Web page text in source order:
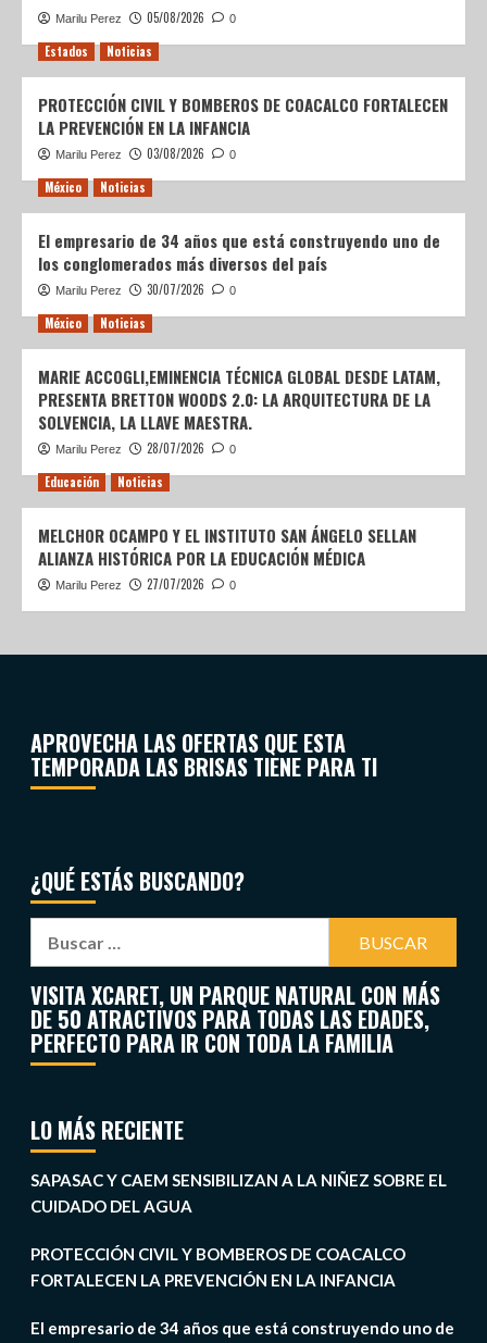
Marilu Perez 05/08/2026 0
Estados Noticias
PROTECCIÓN CIVIL Y BOMBEROS DE COACALCO FORTALECEN
LA PREVENCIÓN EN LA INFANCIA
Marilu Perez 03/08/2026 0
México Noticias
El empresario de 34 años que está construyendo uno de
los conglomerados más diversos del país
Marilu Perez 30/07/2026 0
México Noticias
MARIE ACCOGLI,EMINENCIA TÉCNICA GLOBAL DESDE LATAM,
PRESENTA BRETTON WOODS 2.0: LA ARQUITECTURA DE LA
SOLVENCIA, LA LLAVE MAESTRA.
Marilu Perez 28/07/2026 0
Educación Noticias
MELCHOR OCAMPO Y EL INSTITUTO SAN ÁNGELO SELLAN
ALIANZA HISTÓRICA POR LA EDUCACIÓN MÉDICA
Marilu Perez 27/07/2026 0
APROVECHA LAS OFERTAS QUE ESTA
TEMPORADA LAS BRISAS TIENE PARA TI
¿QUÉ ESTÁS BUSCANDO?
VISITA XCARET, UN PARQUE NATURAL CON MÁS
DE 50 ATRACTIVOS PARA TODAS LAS EDADES,
PERFECTO PARA IR CON TODA LA FAMILIA
LO MÁS RECIENTE
SAPASAC Y CAEM SENSIBILIZAN A LA NIÑEZ SOBRE EL
CUIDADO DEL AGUA
PROTECCIÓN CIVIL Y BOMBEROS DE COACALCO
FORTALECEN LA PREVENCIÓN EN LA INFANCIA
El empresario de 34 años que está construyendo uno de